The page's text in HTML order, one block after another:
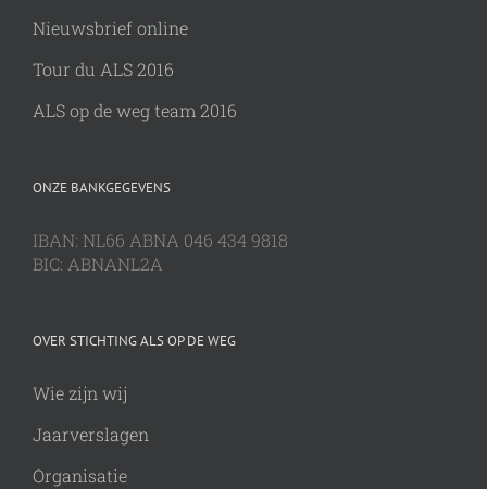
Nieuwsbrief online
Tour du ALS 2016
ALS op de weg team 2016
ONZE BANKGEGEVENS
IBAN: NL66 ABNA 046 434 9818
BIC: ABNANL2A
OVER STICHTING ALS OP DE WEG
Wie zijn wij
Jaarverslagen
Organisatie